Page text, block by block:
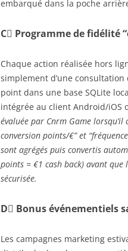
embarqué dans la poche
C️⃣ Programme de fidélité
Chaque action réalisée hors
simplement d’une
point dans une base SQLite
intégrée au client Android/iOS
évaluée par Cnrm Game
conversion points/€” et
sont agrégés puis convertis
points = €1 cash back) avant
sécurisée.
D️⃣ Bonus événementiels
Les campagnes marketing